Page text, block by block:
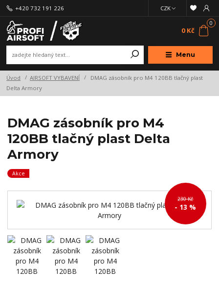
Menu
CZK
+420 732 191 226
0
0 Kč
Úvod AIRSOFT VYBAVENÍ
DMAG zásobník pro M4 120BB tlačný plast
Delta Armory
DMAG zásobník pro M4
120BB tlačný plast Delta
Armory
Akce
230 Kč
- 13 %